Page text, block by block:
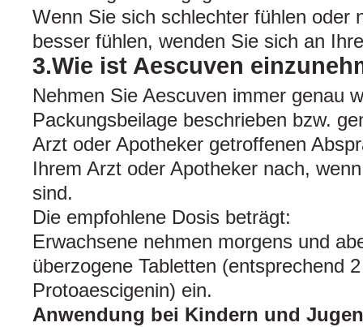
Wenn Sie sich schlechter fühlen oder
besser fühlen, wenden Sie sich an
3.Wie ist Aescuven
Nehmen Sie Aescuven immer genau
Packungsbeilage beschrieben bzw.
Arzt oder Apotheker getroffenen
Ihrem Arzt oder Apotheker nach,
sind.
Die empfohlene Dosis beträgt:
Erwachsene nehmen morgens und
überzogene Tabletten (entsprechend
Protoaescigenin) ein.
Anwendung bei Kindern und